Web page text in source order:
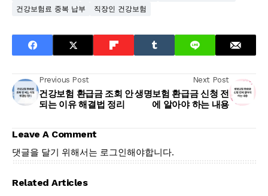
건강보험료 중복 납부
직장인 건강보험
Previous Post
건강보험 환급금 조회 안
되는 이유 해결법 정리
Next Post
생명보험 환급금 신청 전
에 알아야 하는 내용
Leave A Comment
댓글을 달기 위해서는 로그인해야합니다.
Related Articles